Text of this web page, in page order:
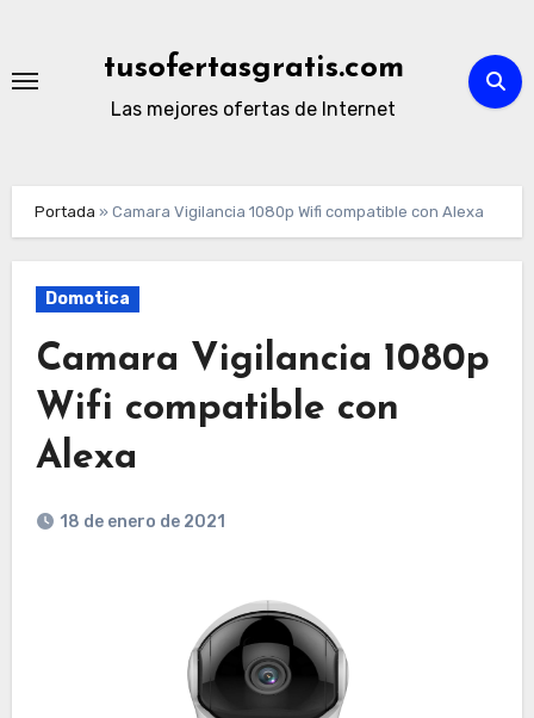
contenido
tusofertasgratis.com
Las mejores ofertas de Internet
Portada »Camara Vigilancia 1080p Wifi compatible con Alexa
Domotica
Camara Vigilancia 1080p
Wifi compatible con
Alexa
18 de enero de 2021